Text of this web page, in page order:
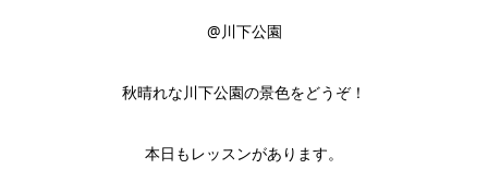
@川下公園
秋晴れな川下公園の景色をどうぞ！
本日もレッスンがあります。